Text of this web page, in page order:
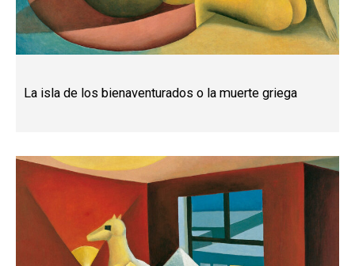
La isla de los bienaventurados o la muerte griega